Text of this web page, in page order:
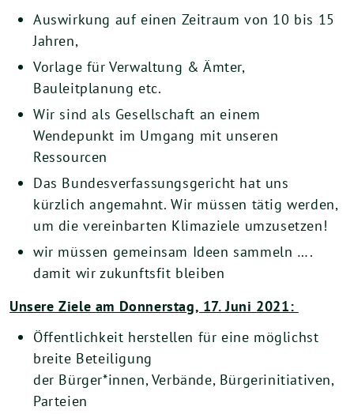
Auswirkung auf einen Zeitraum von 10 bis 15
Jahren,
Vorlage für Verwaltung & Ämter,
Bauleitplanung etc.
Wir sind als Gesellschaft an einem
Wendepunkt im Umgang mit unseren
Ressourcen
Das Bundesverfassungsgericht hat uns
kürzlich angemahnt. Wir müssen tätig werden,
um die vereinbarten Klimaziele umzusetzen!
wir müssen gemeinsam Ideen sammeln ….
damit wir zukunftsfit bleiben
Unsere Ziele am Donnerstag, 17. Juni 2021:
Öffentlichkeit herstellen für eine möglichst
breite Beteiligung
der Bürger*innen, Verbände, Bürgerinitiativen,
Parteien